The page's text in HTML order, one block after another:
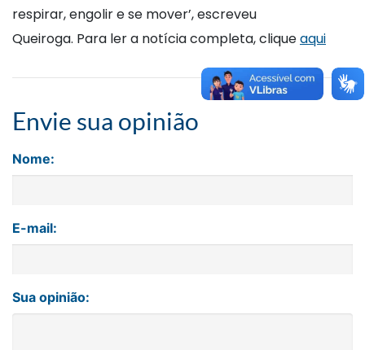
respirar, engolir e se mover’, escreveu
Queiroga. Para ler a notícia completa, cliqueaqui
Envie sua opinião
Nome:
E-mail:
Sua opinião: